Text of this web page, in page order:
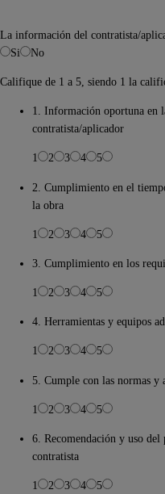
La información del contratista/
Si
No
Califique de 1 a 5, siendo 1 la
1. Información oportuna en
contratista/aplicador
1 2 3 4 5
2. Cumplimiento en el
la obra
1 2 3 4 5
3. Cumplimiento en los
1 2 3 4 5
4. Herramientas y equipos
1 2 3 4 5
5. Cumple con las normas
1 2 3 4 5
6. Recomendación y uso
contratista
1 2 3 4 5